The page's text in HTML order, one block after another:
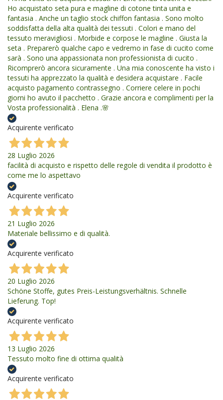
Ho acquistato seta pura e magline di cotone tinta unita e
fantasia . Anche un taglio stock chiffon fantasia . Sono molto
soddisfatta della alta qualità dei tessuti . Colori e mano del
tessuto meravigliosi . Morbide e corpose le magline . Giusta la
seta . Preparerò qualche capo e vedremo in fase di cucito come
sarà . Sono una appassionata non professionista di cucito .
Ricomprerò ancora sicuramente . Una mia conoscente ha visto i
tessuti ha apprezzato la qualità e desidera acquistare . Facile
acquisto pagamento contrassegno . Corriere celere in pochi
giorni ho avuto il pacchetto . Grazie ancora e complimenti per la
Vosta professionalità . Elena .🌸
Acquirente verificato
28 Luglio 2026
facilità di acquisto e rispetto delle regole di vendita il prodotto è
come me lo aspettavo
Acquirente verificato
21 Luglio 2026
Materiale bellissimo e di qualità.
Acquirente verificato
20 Luglio 2026
Schöne Stoffe, gutes Preis-Leistungsverhältnis. Schnelle
Lieferung. Top!
Acquirente verificato
13 Luglio 2026
Tessuto molto fine di ottima qualità
Acquirente verificato